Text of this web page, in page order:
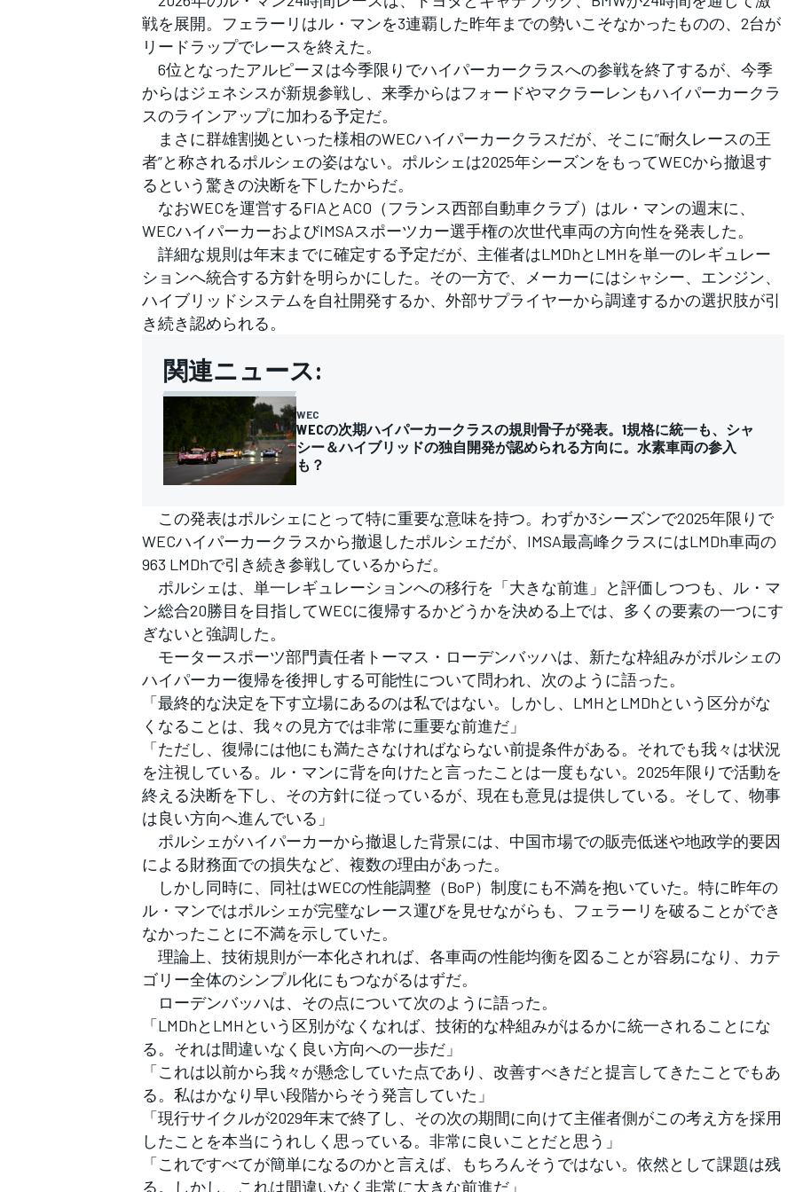
フォーミュラE
すべてのカテゴリー
戦を展開。フェラーリはル・マンを3連覇した昨年までの勢いこそなかったものの、2台が
リードラップでレースを終えた。
6位となったアルピーヌは今季限りでハイパーカークラスへの参戦を終了するが、今季
からはジェネシスが新規参戦し、来季からはフォードやマクラーレンもハイパーカークラ
スのラインアップに加わる予定だ。
まさに群雄割拠といった様相のWECハイパーカークラスだが、そこに”耐久レースの王
者”と称されるポルシェの姿はない。ポルシェは2025年シーズンをもってWECから撤退す
るという驚きの決断を下したからだ。
なおWECを運営するFIAとACO（フランス西部自動車クラブ）はル・マンの週末に、
WECハイパーカーおよびIMSAスポーツカー選手権の次世代車両の方向性を発表した。
詳細な規則は年末までに確定する予定だが、主催者はLMDhとLMHを単一のレギュレー
ションへ統合する方針を明らかにした。その一方で、メーカーにはシャシー、エンジン、
ハイブリッドシステムを自社開発するか、外部サプライヤーから調達するかの選択肢が引
き続き認められる。
関連ニュース:
WEC
WECの次期ハイパーカークラスの規則骨子が発表。1規格に統一も、シャ
シー＆ハイブリッドの独自開発が認められる方向に。水素車両の参入
も？
この発表はポルシェにとって特に重要な意味を持つ。わずか3シーズンで2025年限りで
WECハイパーカークラスから撤退したポルシェだが、IMSA最高峰クラスにはLMDh車両の
963 LMDhで引き続き参戦しているからだ。
ポルシェは、単一レギュレーションへの移行を「大きな前進」と評価しつつも、ル・マ
ン総合20勝目を目指してWECに復帰するかどうかを決める上では、多くの要素の一つにす
ぎないと強調した。
モータースポーツ部門責任者トーマス・ローデンバッハは、新たな枠組みがポルシェの
ハイパーカー復帰を後押しする可能性について問われ、次のように語った。
「最終的な決定を下す立場にあるのは私ではない。しかし、LMHとLMDhという区分がな
くなることは、我々の見方では非常に重要な前進だ」
「ただし、復帰には他にも満たさなければならない前提条件がある。それでも我々は状況
を注視している。ル・マンに背を向けたと言ったことは一度もない。2025年限りで活動を
終える決断を下し、その方針に従っているが、現在も意見は提供している。そして、物事
は良い方向へ進んでいる」
ポルシェがハイパーカーから撤退した背景には、中国市場での販売低迷や地政学的要因
による財務面での損失など、複数の理由があった。
しかし同時に、同社はWECの性能調整（BoP）制度にも不満を抱いていた。特に昨年の
ル・マンではポルシェが完璧なレース運びを見せながらも、フェラーリを破ることができ
なかったことに不満を示していた。
理論上、技術規則が一本化されれば、各車両の性能均衡を図ることが容易になり、カテ
ゴリー全体のシンプル化にもつながるはずだ。
ローデンバッハは、その点について次のように語った。
「LMDhとLMHという区別がなくなれば、技術的な枠組みがはるかに統一されることにな
る。それは間違いなく良い方向への一歩だ」
「これは以前から我々が懸念していた点であり、改善すべきだと提言してきたことでもあ
る。私はかなり早い段階からそう発言していた」
「現行サイクルが2029年末で終了し、その次の期間に向けて主催者側がこの考え方を採用
したことを本当にうれしく思っている。非常に良いことだと思う」
「これですべてが簡単になるのかと言えば、もちろんそうではない。依然として課題は残
る。しかし、これは間違いなく非常に大きな前進だ」